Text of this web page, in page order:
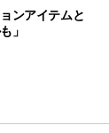
ンアイテムと
」